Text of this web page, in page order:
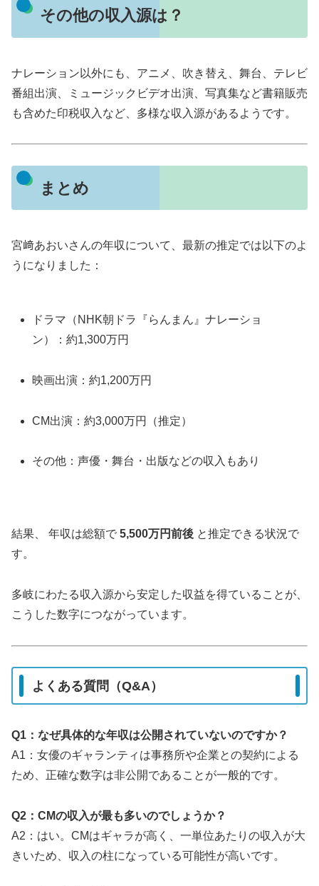
その他の収入源は？
ナレーション以外にも、アニメ、吹き替え、舞台、テレビ
番組出演、ミュージックビデオ出演、写真集など書籍販売
も含めた印税収入など、多様な収入源があるようです。
まとめ
宮﨑あおいさんの年収について、最新の推定では以下のよ
うになりました：
ドラマ（NHK朝ドラ『らんまん』ナレーショ
ン）：約1,300万円
映画出演：約1,200万円
CM出演：約3,000万円（推定）
その他：声優・舞台・出版などの収入もあり
結果、 年収は総額で 5,500万円前後 と推定できる状況で
す。
多岐にわたる収入源から安定した収益を得ていることが、
こうした数字につながっています。
よくある質問（Q&A）
Q1：なぜ具体的な年収は公開されていないのですか？
A1：女優のギャランティは事務所や企業との契約による
ため、正確な数字は非公開であることが一般的です。
Q2：CMの収入が最も多いのでしょうか？
A2：はい。CMはギャラが高く、一単位あたりの収入が大
きいため、収入の柱になっている可能性が高いです。